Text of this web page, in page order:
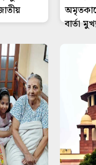
বার্তা